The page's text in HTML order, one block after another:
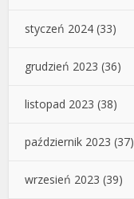
styczeń 2024 (33)
grudzień 2023 (36)
listopad 2023 (38)
październik 2023 (37)
wrzesień 2023 (39)